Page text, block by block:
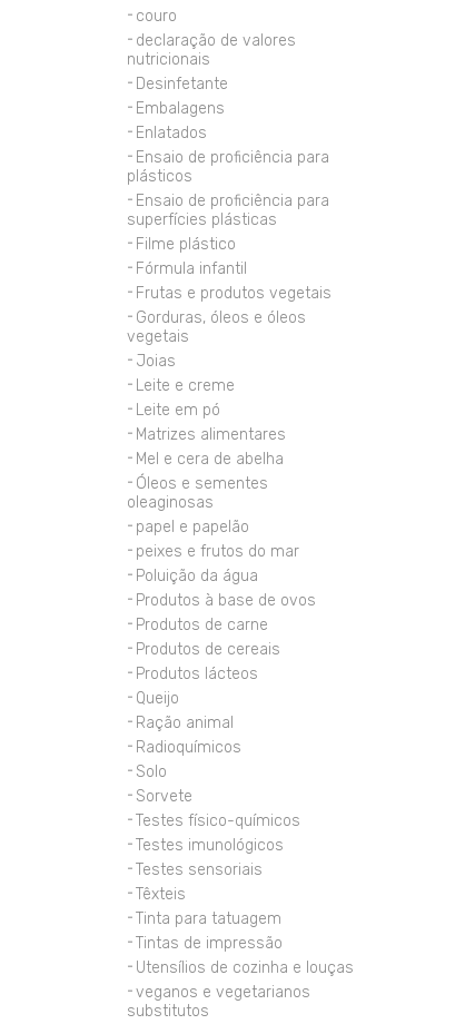
couro
declaração de valores
nutricionais
Desinfetante
Embalagens
Enlatados
Ensaio de proficiência para
plásticos
Ensaio de proficiência para
superfícies plásticas
Filme plástico
Fórmula infantil
Frutas e produtos vegetais
Gorduras, óleos e óleos
vegetais
Joias
Leite e creme
Leite em pó
Matrizes alimentares
Mel e cera de abelha
Óleos e sementes
oleaginosas
papel e papelão
peixes e frutos do mar
Poluição da água
Produtos à base de ovos
Produtos de carne
Produtos de cereais
Produtos lácteos
Queijo
Ração animal
Radioquímicos
Solo
Sorvete
Testes físico-químicos
Testes imunológicos
Testes sensoriais
Têxteis
Tinta para tatuagem
Tintas de impressão
Utensílios de cozinha e louças
veganos e vegetarianos
substitutos